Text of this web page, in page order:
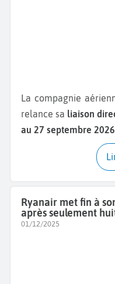
La compagnie
relance sa liaison
au 27 septembre
Ryanair met fin à
après seulement
01/12/2025